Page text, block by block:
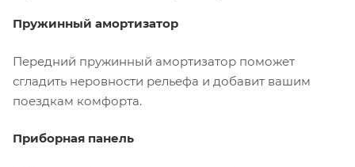
Пружинный амортизатор
Передний пружинный амортизатор поможет
сгладить неровности рельефа и добавит вашим
поездкам комфорта.
Приборная панель